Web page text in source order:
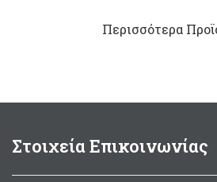
through
Περισσότερα
Στοιχεία Επικοινωνίας